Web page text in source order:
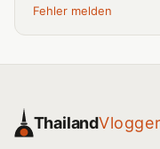
Fehler melden
Thailand